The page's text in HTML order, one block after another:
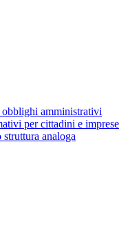
obblighi amministrativi
per cittadini e imprese
analoga